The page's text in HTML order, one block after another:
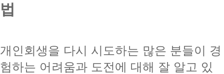
법
개인회생을 다시 시도하는 많은 분들이 경
험하는 어려움과 도전에 대해 잘 알고 있